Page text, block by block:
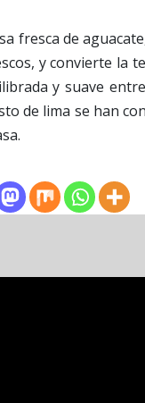
fresca de
y convierte la
y suave
de lima se han